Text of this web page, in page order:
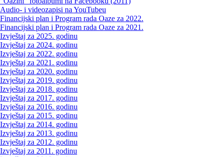
Audio- i videozapisi na YouTubeu
Financijski plan i Program rada Oaze za 2022.
Financijski plan i Program rada Oaze za 2021.
Izvještaj za 2025. godinu
Izvještaj za 2024. godinu
Izvještaj za 2022. godinu
Izvještaj za 2021. godinu
Izvještaj za 2020. godinu
Izvještaj za 2019. godinu
Izvještaj za 2018. godinu
Izvještaj za 2017. godinu
Izvještaj za 2016. godinu
Izvještaj za 2015. godinu
Izvještaj za 2014. godinu
Izvještaj za 2013. godinu
Izvještaj za 2012. godinu
Izvještaj za 2011. godinu